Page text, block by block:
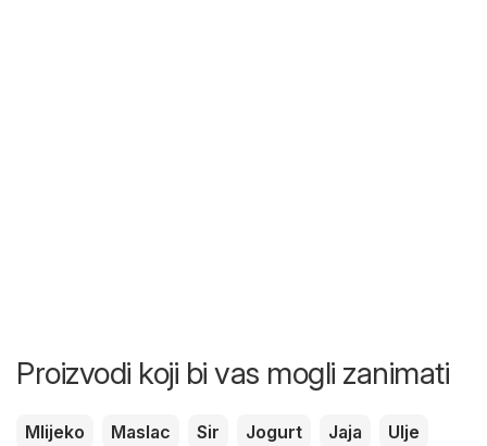
Proizvodi koji bi vas mogli zanimati
Mlijeko Maslac Sir Jogurt Jaja
Ulje